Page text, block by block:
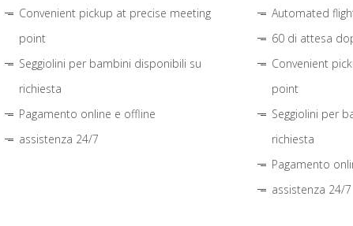
Convenient pickup at precise meeting
point
Seggiolini per bambini disponibili su
richiesta
Pagamento online e offline
assistenza 24/7
Automated
60 di attesa
Convenient
point
Seggiolini per
richiesta
Pagamento
assistenza 24/7